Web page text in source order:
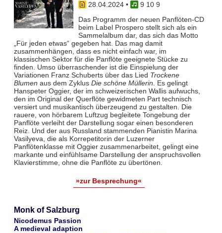
28.04.2024•
9 10 9
Das Programm der neuen Panflöten-CD
beim Label Prospero stellt sich als ein
Sammelalbum dar, das sich das Motto
„Für jeden etwas“ gegeben hat. Das mag damit
zusammenhängen, dass es nicht einfach war, im
klassischen Sektor für die Panflöte geeignete Stücke zu
finden. Umso überraschender ist die Einspielung der
Variationen Franz Schuberts über das Lied Trockene
Blumen aus dem Zyklus Die schöne Müllerin. Es gelingt
Hanspeter Oggier, der im schweizerischen Wallis aufwuchs,
den im Original der Querflöte gewidmeten Part technisch
versiert und musikantisch überzeugend zu gestalten. Die
rauere, von hörbarem Luftzug begleitete Tongebung der
Panflöte verleiht der Darstellung sogar einen besonderen
Reiz. Und der aus Russland stammenden Pianistin Marina
Vasilyeva, die als Korrepetitorin der Luzerner
Panflötenklasse mit Oggier zusammenarbeitet, gelingt eine
markante und einfühlsame Darstellung der anspruchsvollen
Klavierstimme, ohne die Panflöte zu übertönen.
»zur Besprechung«
Monk of Salzburg
Nicodemus Passion
A medieval adaption